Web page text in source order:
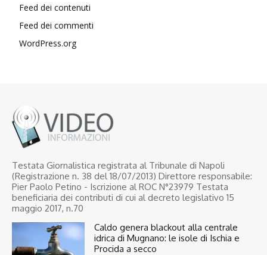
Feed dei contenuti
Feed dei commenti
WordPress.org
Testata Giornalistica registrata al Tribunale di Napoli
(Registrazione n. 38 del 18/07/2013) Direttore responsabile:
Pier Paolo Petino - Iscrizione al ROC N°23979 Testata
beneficiaria dei contributi di cui al decreto legislativo 15
maggio 2017, n.70
Caldo genera blackout alla centrale
idrica di Mugnano: le isole di Ischia e
Procida a secco